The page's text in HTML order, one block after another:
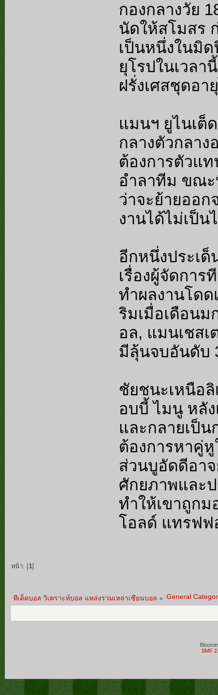
กองกลางวัย
นัดให้สโมสร
เป็นหนึ่งในมิ
ยุโรปในเวลา
ฝรั่งเศสชุดอา
แมนฯ ยูไนเต็
กลางตัวกลาง
ต้องการตัวแ
อำลาทีม ขณะ
ว่าจะย้ายออ
งานได้ไม่เป็
อีกหนึ่งประเ
เรื่องผู้จัดการ
ทำผลงานโด
ริมเมื่อเดือน
อล, แมนเชสเ
มีลุ้นจบอันดับ
ชัยชนะเหนือ
อบบี้ ไมนู หลัง
และกลายเป็
ต้องการหาคู่
ส่วนบูอัดดีอา
ศักยภาพและ
ทำให้เขาถูกม
โอลด์ แทรฟฟ
หน้า: [1]
ทีเด็ดบอล วิเคราะห์บอล แหล่งรวมเหล่าเซียนบอล » General
SMF